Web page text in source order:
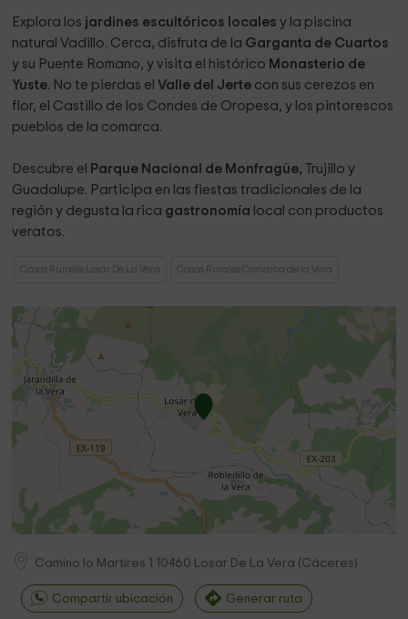
Explora los jardines escultóricos locales y la piscina
natural Vadillo. Cerca, disfruta de la Garganta de Cuartos
y su Puente Romano, y visita el histórico Monasterio de
Yuste. No te pierdas el Valle del Jerte con sus cerezos en
flor, el Castillo de los Condes de Oropesa, y los pintorescos
pueblos de la comarca.
Descubre el Parque Nacional de Monfragüe, Trujillo y
Guadalupe. Participa en las fiestas tradicionales de la
región y degusta la rica gastronomía local con productos
veratos.
Casas Rurales Losar De La Vera Casas Rurales Comarca de la Vera
Camino lo Martires 1 10460 Losar De La Vera (Cáceres)
Compartir ubicación Generar ruta